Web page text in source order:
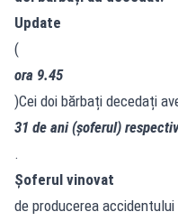
Update
(
ora 9.45
)Cei doi bărbați decedați
31 de ani (șoferul)
.
Șoferul vinovat
de producerea